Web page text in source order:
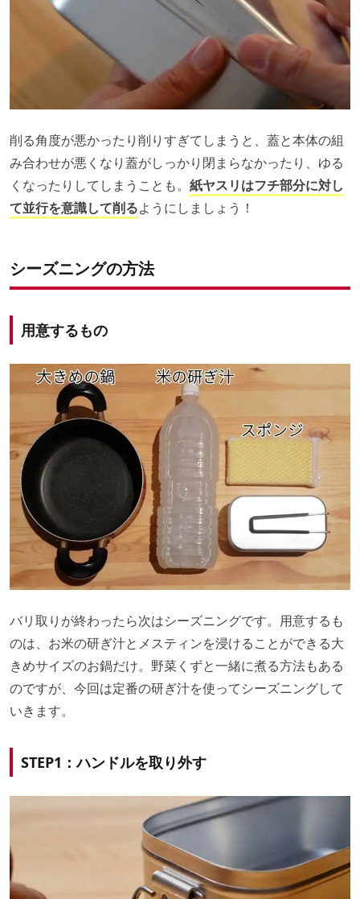
削る角度が悪かったり削りすぎてしまうと、蓋と本体の組
み合わせが悪くなり蓋がしっかり閉まらなかったり、ゆる
くなったりしてしまうことも。 紙ヤスリはフチ部分に対し
て並行を意識して削るようにしましょう！
シーズニングの方法
用意するもの
バリ取りが終わったら次はシーズニングです。用意するも
のは、お米の研ぎ汁とメスティンを浸けることができる大
きめサイズのお鍋だけ。野菜くずと一緒に煮る方法もある
のですが、今回は定番の研ぎ汁を使ってシーズニングして
いきます。
STEP1：ハンドルを取り外す